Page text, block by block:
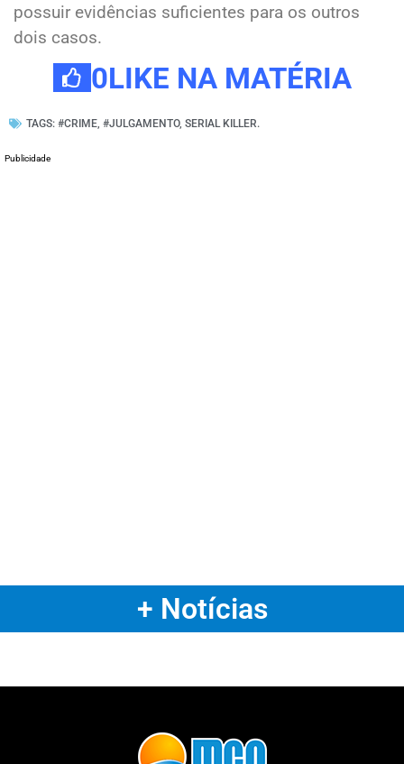
possuir evidências suficientes para os outros
dois casos.
0LIKE NA MATÉRIA
TAGS: #CRIME, #JULGAMENTO, SERIAL KILLER.
Publicidade
+ Notícias